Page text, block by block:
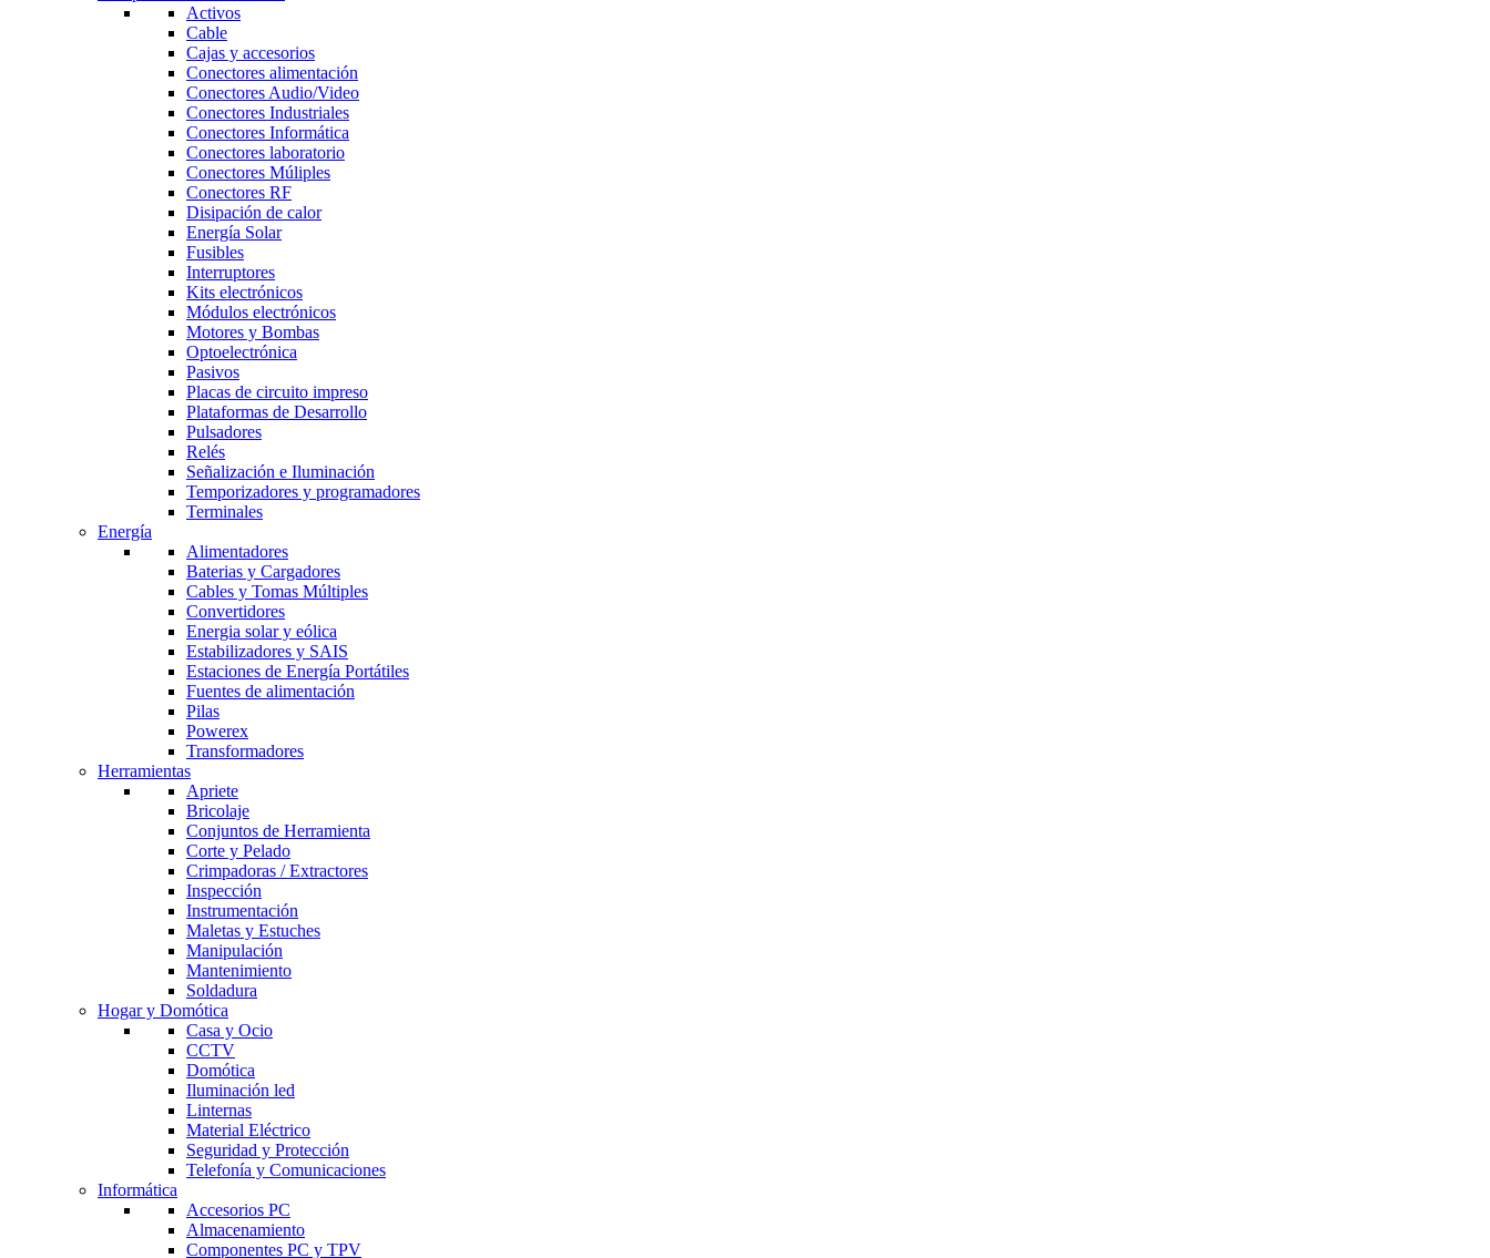
Activos
Cable
Cajas y accesorios
Conectores alimentación
Conectores Audio/Video
Conectores Industriales
Conectores Informática
Conectores laboratorio
Conectores Múliples
Conectores RF
Disipación de calor
Energía Solar
Fusibles
Interruptores
Kits electrónicos
Módulos electrónicos
Motores y Bombas
Optoelectrónica
Pasivos
Placas de circuito impreso
Plataformas de Desarrollo
Pulsadores
Relés
Señalización e Iluminación
Temporizadores y programadores
Terminales
Energía
Alimentadores
Baterias y Cargadores
Cables y Tomas Múltiples
Convertidores
Energia solar y eólica
Estabilizadores y SAIS
Estaciones de Energía Portátiles
Fuentes de alimentación
Pilas
Powerex
Transformadores
Herramientas
Apriete
Bricolaje
Conjuntos de Herramienta
Corte y Pelado
Crimpadoras / Extractores
Inspección
Instrumentación
Maletas y Estuches
Manipulación
Mantenimiento
Soldadura
Hogar y Domótica
Casa y Ocio
CCTV
Domótica
Iluminación led
Linternas
Material Eléctrico
Seguridad y Protección
Telefonía y Comunicaciones
Informática
Accesorios PC
Almacenamiento
Componentes PC y TPV